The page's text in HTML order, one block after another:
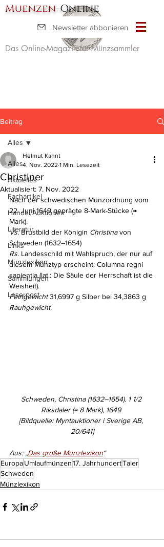
Muenzen-Online
Das Online-Magazin für Münzsammler
Newsletter abbonieren
Beitrag
Alles
Aktuelles
Fachartikel
Handel/Auktionen
Literatur
Links
Münzlexikon
Sammlungen
Leserpost
Alles
Christiner
Helmut Kahnt
4. Nov. 2022 1 Min. Lesezeit
Aktualisiert: 7. Nov. 2022
Nach der schwedischen Münz­ordnung vom
22. Juni 1649 geprägte 8-Mark-Stücke (→
Mark).
Vs. Brustbild der Königin Christina von
Schweden (1632–1654)
Rs. Landesschild mit Wahl­spruch, der nur auf
diesem Münztyp erscheint: Columna regni
sapientia (lat.: Die Säule der Herrschaft ist die
Weisheit).
Feingewicht 31,6997 g Silber bei 34,3863 g
Rauhgewicht.
Schweden, Christina (1632–1654). 1 1/2
Riksdaler (= 8 Mark), 1649
[Bildquelle: Myntauktioner i Sverige AB,
20/641]
Aus: „Das große Münzlexikon“
EuropaUmlaufmünzen17. JahrhundertTaler
Schweden
Münzlexikon